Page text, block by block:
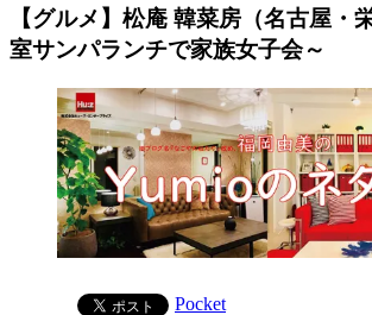
【グルメ】松庵 韓菜房（名古屋・
室サンパランチで家族女子会～
Pocket